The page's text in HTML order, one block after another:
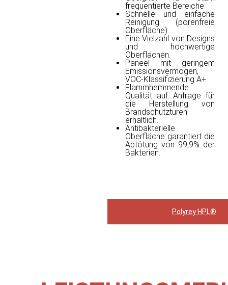
frequentierte Bereiche
Schnelle und einfache
Reinigung (porenfreie
Oberfläche).
Eine Vielzahl von Designs
und hochwertige
Oberflächen.
Paneel mit geringem
Emissionsvermögen,
VOC-Klassifizierung A+.
Flammhemmende
Qualität auf Anfrage für
die Herstellung von
Brandschutztüren
erhältlich.
Antibakterielle
Oberfläche garantiert die
Abtötung von 99,9% der
Bakterien.
Polyrey HPL®